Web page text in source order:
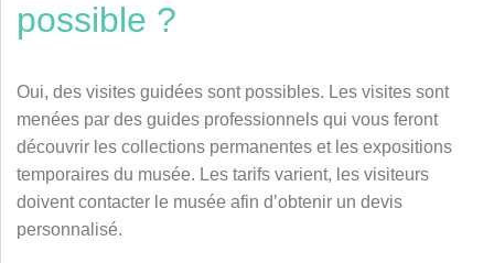
possible ?
Oui, des visites guidées sont possibles. Les visites sont
menées par des guides professionnels qui vous feront
découvrir les collections permanentes et les expositions
temporaires du musée. Les tarifs varient, les visiteurs
doivent contacter le musée afin d’obtenir un devis
personnalisé.